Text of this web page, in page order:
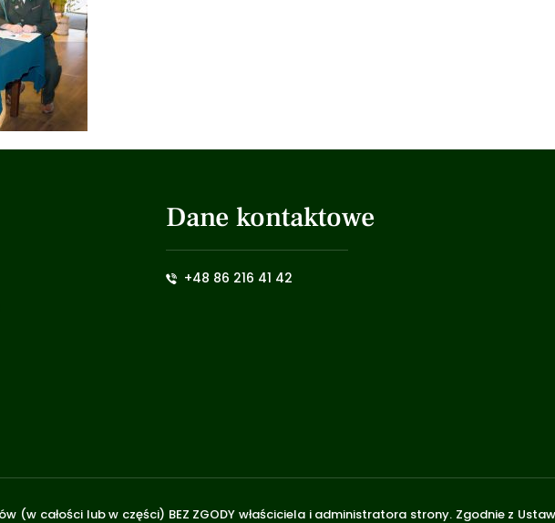
Dane kontaktowe
+48 86 216 41 42
(w całości lub w części) BEZ ZGODY właściciela i administratora strony. Zgodnie z